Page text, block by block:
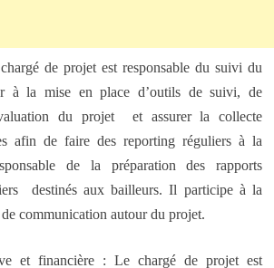
de projet est responsable du suivi du
à la mise en place d’outils de suivi, de
du projet et assurer la collecte
afin de faire des reporting réguliers à la
de la préparation des rapports
destinés aux bailleurs. Il participe à la
communication autour du projet.
et financière : Le chargé de projet est